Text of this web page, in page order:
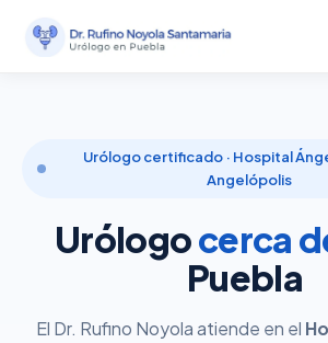
Urólogo certificado · Hospital
Angelópolis
Urólogocerca
Puebla
El Dr. Rufino Noyola atiende en el